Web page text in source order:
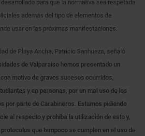
para que la normativa sea respetada
además del tipo de elementos de
usar en las próximas manifestaciones.
de Playa Ancha, Patricio Sanhueza, señaló
de Valparaíso hemos presentado un
motivo de graves sucesos ocurridos,
y en personas, por un mal uso de los
por parte de Carabineros. Estamos pidiendo
al respecto y prohíba la utilización de esto y,
que tampoco se cumplen en el uso de